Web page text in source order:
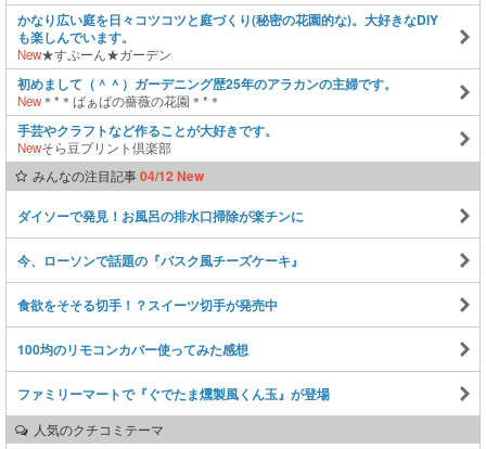
かなり広い庭を日々コツコツと庭づくり(秘密の花園的な)。大好きなDIY
も楽しんでいます。
New★すぷーん★ガーデン
初めまして（＾＾）ガーデニング歴25年のアラカンの主婦です。
New＊*＊ばぁばの薔薇の花園＊*＊
手芸やクラフトなど作ることが大好きです。
Newそら豆プリント倶楽部
みんなの注目記事04/12 New
ダイソーで発見！お風呂の排水口掃除が楽チンに
今、ローソンで話題の『バスク風チーズケーキ』
食欲をそそる切手！？スイーツ切手が発売中
100均のリモコンカバー使ってみた感想
ファミリーマートで『ぐでたま燻製風くん玉』が登場
人気のクチコミテーマ